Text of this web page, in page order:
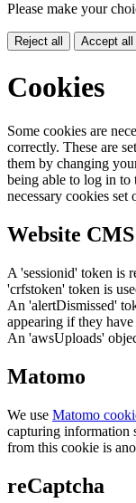
Please make your
Reject all Accept all
Cookies
Some cookies are
correctly. These are
them by changing
being able to log in
necessary cookies set
Website CMS
A 'sessionid' token is
'crfstoken' token is
An 'alertDismissed'
appearing if they have
An 'awsUploads'
Matomo
We use Matomo
capturing information
from this cookie is
reCaptcha